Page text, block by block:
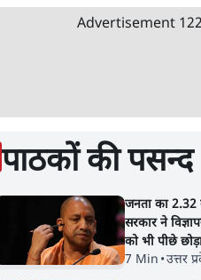
Advertisement
पाठकों की पसन्द
जनता का 2.32
सरकार ने
को भी पीछे
7 Min •उत्तर